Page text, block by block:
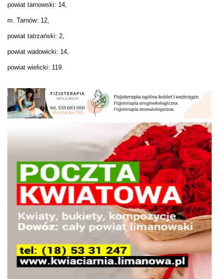
powiat tarnowski: 14,
m. Tarnów: 12,
powiat tatrzański: 2,
powiat wadowicki: 14,
powiat wielicki: 119.